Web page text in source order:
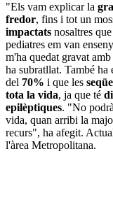
"Els vam explicar la
fredor, fins i tot un
impactats nosaltres
pediatres em van
m'ha quedat gravat
ha subratllat. També ha
del 70% i que les
tota la vida, ja que té
epilèptiques. "No
vida, quan arribi la
recurs", ha afegit.
l'àrea Metropolitana.